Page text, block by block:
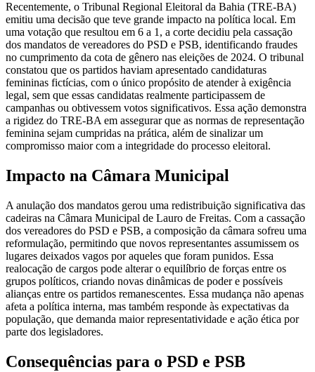
Recentemente, o Tribunal Regional Eleitoral da Bahia (TRE-BA)
emitiu uma decisão que teve grande impacto na política local. Em
uma votação que resultou em 6 a 1, a corte decidiu pela cassação
dos mandatos de vereadores do PSD e PSB, identificando fraudes
no cumprimento da cota de gênero nas eleições de 2024. O tribunal
constatou que os partidos haviam apresentado candidaturas
femininas fictícias, com o único propósito de atender à exigência
legal, sem que essas candidatas realmente participassem de
campanhas ou obtivessem votos significativos. Essa ação demonstra
a rigidez do TRE-BA em assegurar que as normas de representação
feminina sejam cumpridas na prática, além de sinalizar um
compromisso maior com a integridade do processo eleitoral.
Impacto na Câmara Municipal
A anulação dos mandatos gerou uma redistribuição significativa das
cadeiras na Câmara Municipal de Lauro de Freitas. Com a cassação
dos vereadores do PSD e PSB, a composição da câmara sofreu uma
reformulação, permitindo que novos representantes assumissem os
lugares deixados vagos por aqueles que foram punidos. Essa
realocação de cargos pode alterar o equilíbrio de forças entre os
grupos políticos, criando novas dinâmicas de poder e possíveis
alianças entre os partidos remanescentes. Essa mudança não apenas
afeta a política interna, mas também responde às expectativas da
população, que demanda maior representatividade e ação ética por
parte dos legisladores.
Consequências para o PSD e PSB